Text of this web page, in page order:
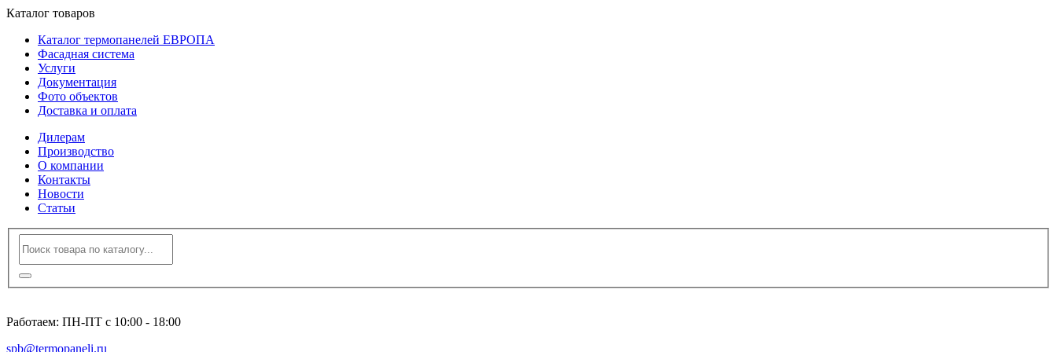
Каталог товаров
Каталог термопанелей ЕВРОПА
Фасадная система
Услуги
Документация
Фото объектов
Доставка и оплата
Дилерам
Производство
О компании
Контакты
Новости
Статьи
Работаем: ПН-ПТ с 10:00 - 18:00
spb@termopaneli.ru